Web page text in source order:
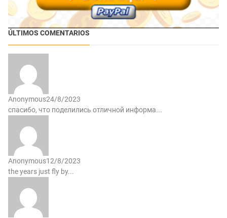
ÚLTIMOS COMENTARIOS
Anonymous24/8/2023
спасибо, что поделились отличной информа...
Anonymous12/8/2023
the years just fly by...